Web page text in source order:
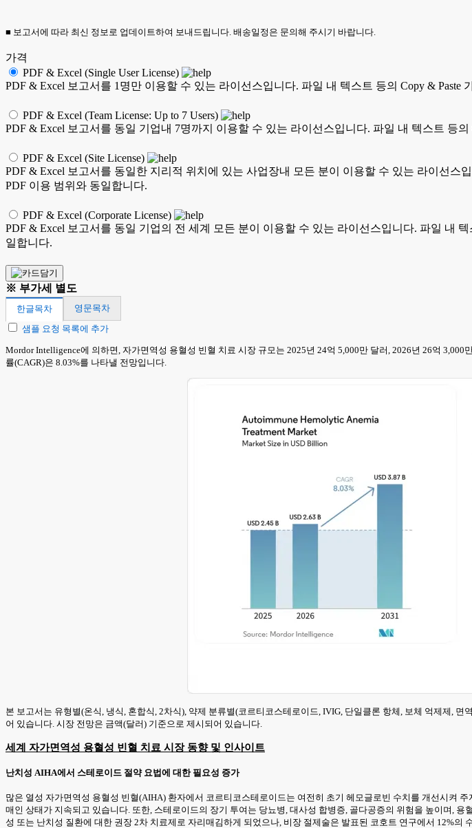
■ 보고서에 따라 최신 정보로 업데이트하여 보내드립니다. 배송일정은 문의해 주시기 바랍니다.
가격
PDF & Excel (Single User License)
PDF & Excel 보고서를 1명만 이용할 수 있는 라이선스입니다. 파일 내 텍스트 등의 Copy &
PDF & Excel (Team License: Up to 7 Users)
PDF & Excel 보고서를 동일 기업내 7명까지 이용할 수 있는 라이선스입니다. 파일 내 텍스트 등
PDF & Excel (Site License)
PDF & Excel 보고서를 동일한 지리적 위치에 있는 사업장내 모든 분이 이용할 수 있는 라이선스
PDF 이용 범위와 동일합니다.
PDF & Excel (Corporate License)
PDF & Excel 보고서를 동일 기업의 전 세계 모든 분이 이용할 수 있는 라이선스입니다. 파일 내
일합니다.
※ 부가세 별도
한글목차
영문목차
샘플 요청 목록에 추가
Mordor Intelligence에 의하면, 자가면역성 용혈성 빈혈 치료 시장 규모는 2025년 24억 5,000만 달러, 2026년 26억
률(CAGR)은 8.03%를 나타낼 전망입니다.
본 보고서는 유형별(온식, 냉식, 혼합식, 2차식), 약제 분류별(코르티코스테로이드, IVIG, 단일클론 항체, 보체 억제제,
어 있습니다. 시장 전망은 금액(달러) 기준으로 제시되어 있습니다.
세계 자가면역성 용혈성 빈혈 치료 시장 동향 및 인사이트
난치성 AIHA에서 스테로이드 절약 요법에 대한 필요성 증가
많은 열성 자가면역성 용혈성 빈혈(AIHA) 환자에서 코르티코스테로이드는 여전히 초기 헤모글로빈 수치를 개선시켜
매인 상태가 지속되고 있습니다. 또한, 스테로이드의 장기 투여는 당뇨병, 대사성 합병증, 골다공증의 위험을 높이며,
성 또는 난치성 질환에 대한 권장 2차 치료제로 자리매김하게 되었으나, 비장 절제술은 발표된 코호트 연구에서 12%